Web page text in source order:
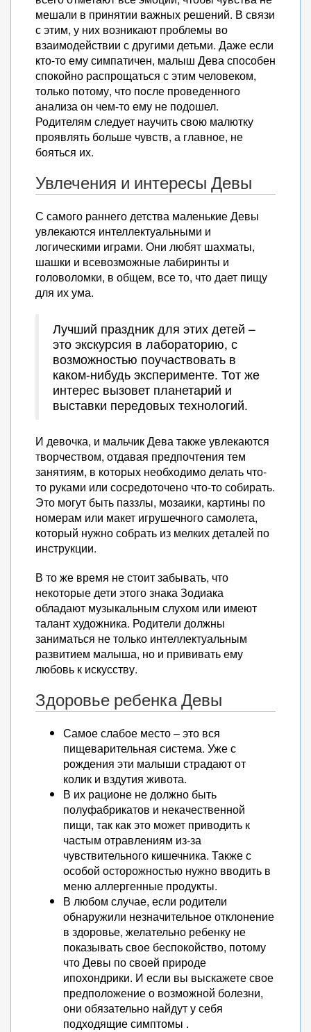
мешали в принятии важных решений. В связи
с этим, у них возникают проблемы во
взаимодействии с другими детьми. Даже если
кто-то ему симпатичен, малыш Дева способен
спокойно распрощаться с этим человеком,
только потому, что после проведенного
анализа он чем-то ему не подошел.
Родителям следует научить свою малютку
проявлять больше чувств, а главное, не
бояться их.
Увлечения и интересы Девы
С самого раннего детства маленькие Девы
увлекаются интеллектуальными и
логическими играми. Они любят шахматы,
шашки и всевозможные лабиринты и
головоломки, в общем, все то, что дает пищу
для их ума.
Лучший праздник для этих детей –
это экскурсия в лабораторию, с
возможностью поучаствовать в
каком-нибудь эксперименте. Тот же
интерес вызовет планетарий и
выставки передовых технологий.
И девочка, и мальчик Дева также увлекаются
творчеством, отдавая предпочтения тем
занятиям, в которых необходимо делать что-
то руками или сосредоточено что-то собирать.
Это могут быть паззлы, мозаики, картины по
номерам или макет игрушечного самолета,
который нужно собрать из мелких деталей по
инструкции.
В то же время не стоит забывать, что
некоторые дети этого знака Зодиака
обладают музыкальным слухом или имеют
талант художника. Родители должны
заниматься не только интеллектуальным
развитием малыша, но и прививать ему
любовь к искусству.
Здоровье ребенка Девы
Самое слабое место – это вся
пищеварительная система. Уже с
рождения эти малыши страдают от
колик и вздутия живота.
В их рационе не должно быть
полуфабрикатов и некачественной
пищи, так как это может приводить к
частым отравлениям из-за
чувствительного кишечника. Также с
особой осторожностью нужно вводить в
меню аллергенные продукты.
В любом случае, если родители
обнаружили незначительное отклонение
в здоровье, желательно ребенку не
показывать свое беспокойство, потому
что Девы по своей природе
ипохондрики. И если вы выскажете свое
предположение о возможной болезни,
они обязательно найдут у себя
подходящие симптомы .